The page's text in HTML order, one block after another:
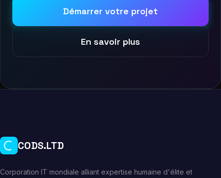
Démarrer votre projet
En savoir plus
CODS.LTD
Corporation IT mondiale alliant expertise humaine d'élite et